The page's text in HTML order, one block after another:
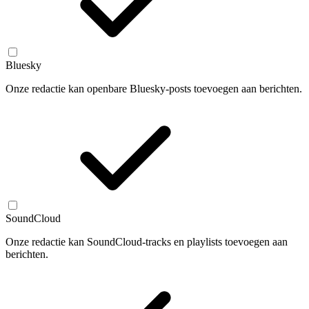
Bluesky
Onze redactie kan openbare Bluesky-posts toevoegen aan berichten.
SoundCloud
Onze redactie kan SoundCloud-tracks en playlists toevoegen aan
berichten.